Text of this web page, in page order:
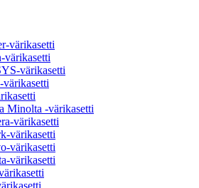
värikasetti
värikasetti
värikasetti
värikasetti
Minolta -värikasetti
värikasetti
värikasetti
värikasetti
värikasetti